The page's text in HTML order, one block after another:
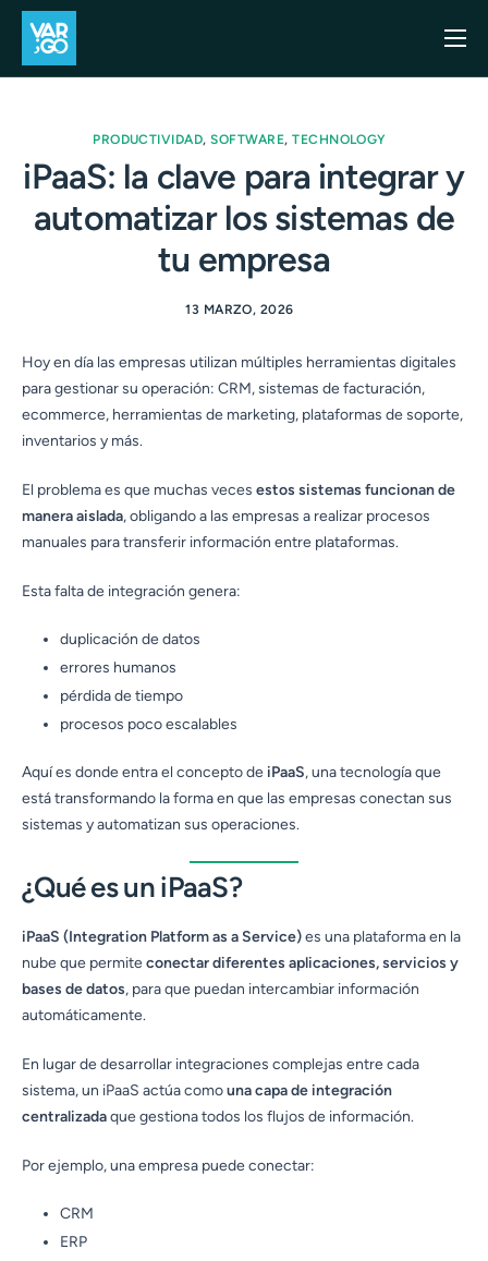
Inicio
Blog
Precios
PRODUCTIVIDAD,SOFTWARE,TECHNOLOGY
iPaaS: la clave para integrar y
automatizar los sistemas de
tu empresa
13 MARZO, 2026
Hoy en día las empresas utilizan múltiples herramientas digitales
para gestionar su operación: CRM, sistemas de facturación,
ecommerce, herramientas de marketing, plataformas de soporte,
inventarios y más.
El problema es que muchas veces estos sistemas funcionan de
manera aislada, obligando a las empresas a realizar procesos
manuales para transferir información entre plataformas.
Esta falta de integración genera:
duplicación de datos
errores humanos
pérdida de tiempo
procesos poco escalables
Aquí es donde entra el concepto de iPaaS, una tecnología que
está transformando la forma en que las empresas conectan sus
sistemas y automatizan sus operaciones.
¿Qué es un iPaaS?
iPaaS (Integration Platform as a Service)es una plataforma en la
nube que permiteconectar diferentes aplicaciones, servicios y
bases de datos, para que puedan intercambiar información
automáticamente.
En lugar de desarrollar integraciones complejas entre cada
sistema, un iPaaS actúa comouna capa de integración
centralizadaque gestiona todos los flujos de información.
Por ejemplo, una empresa puede conectar:
CRM
ERP